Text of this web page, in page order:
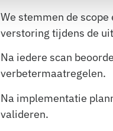
We stemmen de
verstoring tijdens de
Na iedere scan
verbetermaatregelen.
Na implementatie
valideren.